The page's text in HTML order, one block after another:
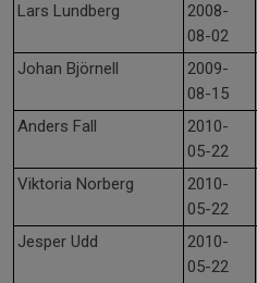
Lars Lundberg
2008-
08-02
Johan Björnell
2009-
08-15
Anders Fall
2010-
05-22
Viktoria Norberg
2010-
05-22
Jesper Udd
2010-
05-22